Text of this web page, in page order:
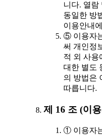
니다. 열람
동일한 방
이용안내
⑤ 이용자
써 개인정
적 외 사용
대한 별도
의 방법은
따릅니다.
제 16 조 (이
① 이용자